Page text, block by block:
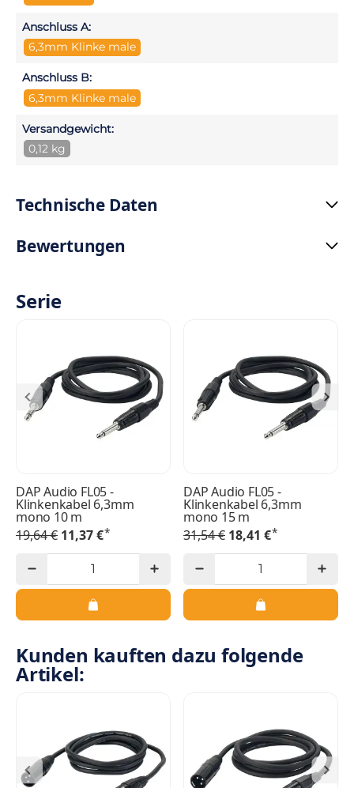
Anschluss A:
6,3mm Klinke male
Anschluss B:
6,3mm Klinke male
Versandgewicht:
0,12 kg
Technische Daten
Bewertungen
Serie
DAP Audio FL05 -
Klinkenkabel 6,3mm
mono 10 m
19,64 € 11,37 €*
DAP Audio FL05 -
Klinkenkabel 6,3mm
mono 15 m
31,54 € 18,41 €*
Kunden kauften dazu folgende
Artikel: